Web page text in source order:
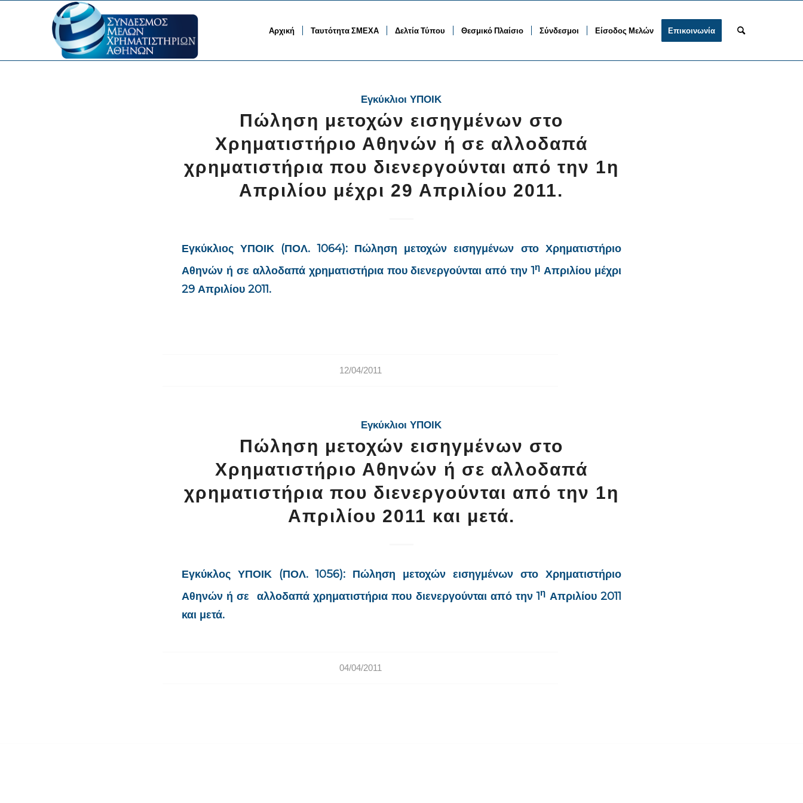
Αρχική Ταυτότητα ΣΜΕΧΑ Δελτία Τύπου Θεσμικό Πλαίσιο Σύνδεσμοι Είσοδος Μελών Επικοινωνία
Εγκύκλιοι ΥΠΟΙΚ
Πώληση μετοχών εισηγμένων στο
Χρηματιστήριο Αθηνών ή σε αλλοδαπά
χρηματιστήρια που διενεργούνται από την 1η
Απριλίου μέχρι 29 Απριλίου 2011.
Εγκύκλιος ΥΠΟΙΚ (ΠΟΛ. 1064): Πώληση μετοχών εισηγμένων στο Χρηματιστήριο
Αθηνών ή σε αλλοδαπά χρηματιστήρια που διενεργούνται από την 1η Απριλίου μέχρι
29 Απριλίου 2011.
12/04/2011
Εγκύκλιοι ΥΠΟΙΚ
Πώληση μετοχών εισηγμένων στο
Χρηματιστήριο Αθηνών ή σε αλλοδαπά
χρηματιστήρια που διενεργούνται από την 1η
Απριλίου 2011 και μετά.
Εγκύκλος ΥΠΟΙΚ (ΠΟΛ. 1056): Πώληση μετοχών εισηγμένων στο Χρηματιστήριο
Αθηνών ή σε αλλοδαπά χρηματιστήρια που διενεργούνται από την 1η Απριλίου 2011
και μετά.
04/04/2011